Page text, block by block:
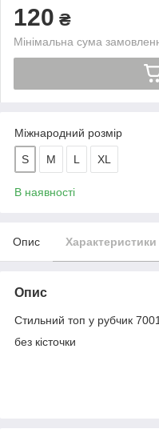
120 ₴
Мінімальна сума
Міжнародний розмір
S M L XL
В наявності
Опис Характеристики
Опис
Стильний топ у рубчик 7001
без кісточки